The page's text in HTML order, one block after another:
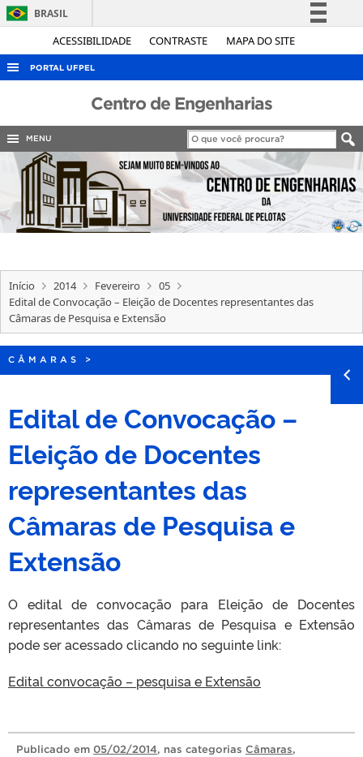
ACESSIBILIDADE CONTRASTE MAPA DO SITE
BRASIL
Simplifique!
Acesso à informação
Legislação
Canais
PORTAL UFPEL
COBALTO
CONCURSOS
EDITAIS
INTERNACIONAL
PORTARIAS
TELEFONES
Centro de Engenharias
MENU
Início 2014 Fevereiro
05
Edital de Convocação – Eleição de Docentes representantes das
Câmaras de Pesquisa e Extensão
CÂMARAS >
Edital de Convocação –
Eleição de Docentes
representantes das
Câmaras de Pesquisa e
Extensão
O edital de convocação para Eleição de Docentes
representantes das Câmaras de Pesquisa e Extensão
pode ser acessado clicando no seguinte link:
Edital convocação – pesquisa e Extensão
Publicado em 05/02/2014, nas categorias Câmaras,